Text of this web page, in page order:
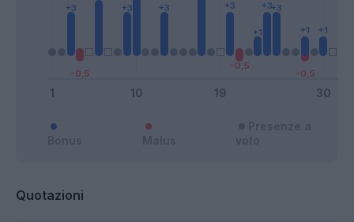
Quotazioni